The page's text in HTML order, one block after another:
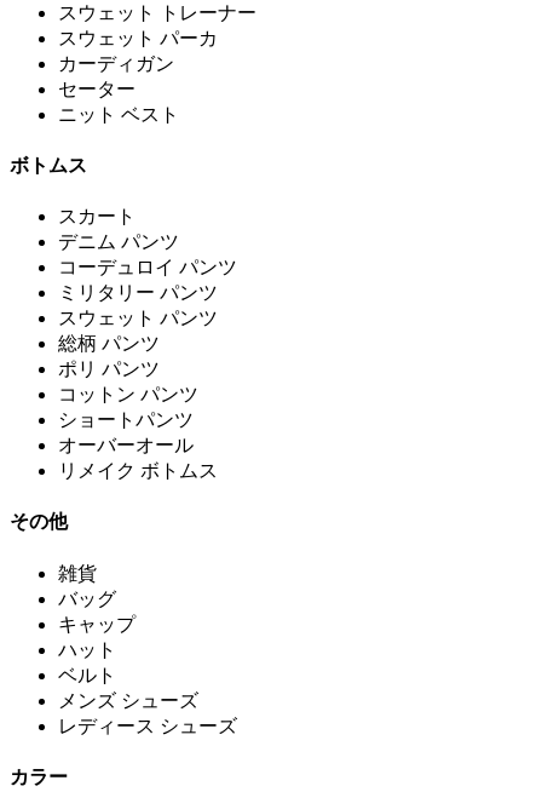
スウェット トレーナー
スウェット パーカ
カーディガン
セーター
ニット ベスト
ボトムス
スカート
デニム パンツ
コーデュロイ パンツ
ミリタリー パンツ
スウェット パンツ
総柄 パンツ
ポリ パンツ
コットン パンツ
ショートパンツ
オーバーオール
リメイク ボトムス
その他
雑貨
バッグ
キャップ
ハット
ベルト
メンズ シューズ
レディース シューズ
カラー